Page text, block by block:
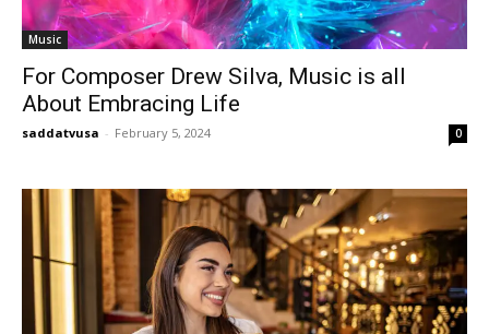
Music
For Composer Drew Silva, Music is all
About Embracing Life
saddatvusa - February 5, 2024 0